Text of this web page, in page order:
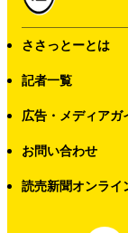
ささっとーとは
記者一覧
広告・メディアガ
お問い合わせ
読売新聞オンライ